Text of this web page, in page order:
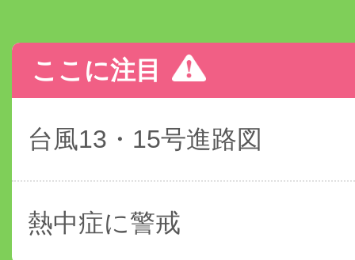
ここに注目
台風13・15号進路図
熱中症に警戒